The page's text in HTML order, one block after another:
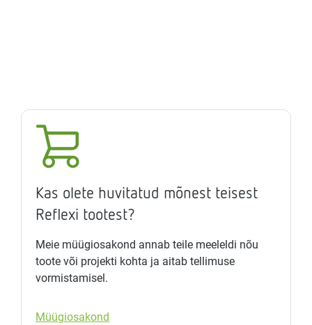
Kas olete huvitatud mõnest teisest
Reflexi tootest?
Meie müügiosakond annab teile meeleldi nõu
toote või projekti kohta ja aitab tellimuse
vormistamisel.
Müügiosakond